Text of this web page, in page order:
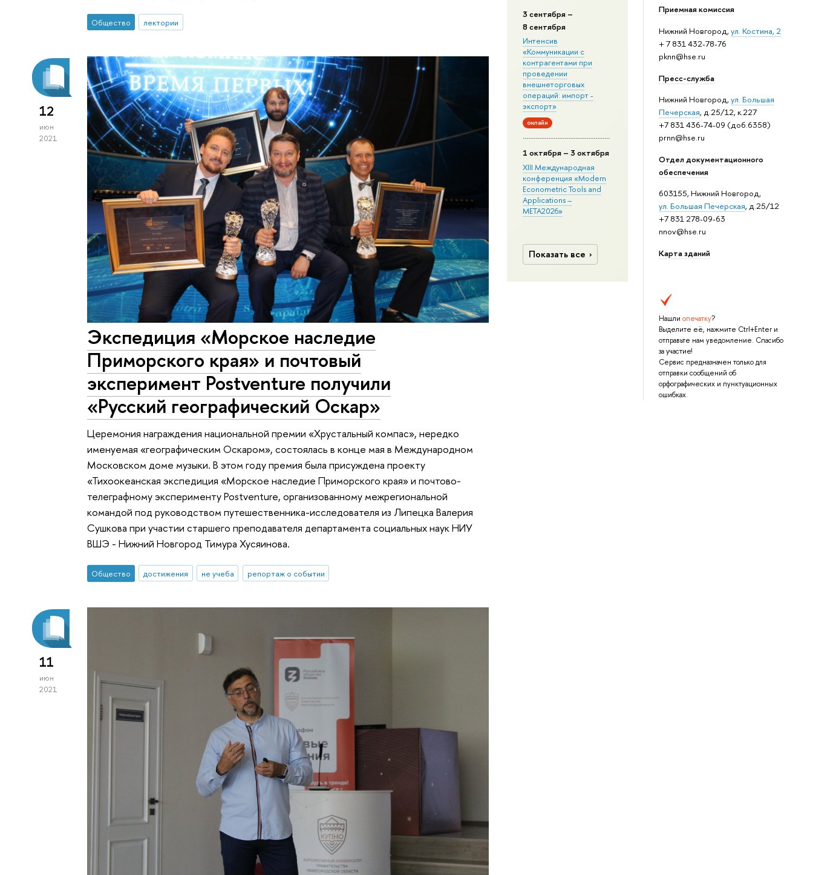
Приемная комиссия
Нижний Новгород,ул. Костина, 2
+ 7 831 432-78-76
pknn@hse.ru
Пресс-служба
Нижний Новгород,ул. Большая
Печерская, д.25/12, к.227
+7 831 436-74-09 (доб.6358)
prnn@hse.ru
Отдел документационного
обеспечения
603155, Нижний Новгород,
ул. Большая Печерская, д.25/12
+7 831 278-09-63
nnov@hse.ru
Карта зданий
Нашли опечатку?
Выделите её, нажмите Ctrl+Enter и
отправьте нам уведомление. Спасибо
за участие!
Сервис предназначен только для
отправки сообщений об
орфографических и пунктуационных
ошибках.
3 сентября –
8 сентября
Интенсив
«Коммуникации с
контрагентами при
проведении
внешнеторговых
операций: импорт -
экспорт»
онлайн
1 октября – 3 октября
XIII Международная
конференция «Modern
Econometric Tools and
Applications –
META2026»
Показать все
Общество лектории
12
июн
2021
Экспедиция «Морское наследие
Приморского края» и почтовый
эксперимент Postventure получили
«Русский географический Оскар»
Церемония награждения национальной премии «Хрустальный компас», нередко
именуемая «географическим Оскаром», состоялась в конце мая в Международном
Московском доме музыки. В этом году премия была присуждена проекту
«Тихоокеанская экспедиция «Морское наследие Приморского края» и почтово-
телеграфному эксперименту Postventure, организованному межрегиональной
командой под руководством путешественника-исследователя из Липецка Валерия
Сушкова при участии старшего преподавателя департамента социальных наук НИУ
ВШЭ - Нижний Новгород Тимура Хусяинова.
Общество достижения не учеба репортаж о событии
11
июн
2021